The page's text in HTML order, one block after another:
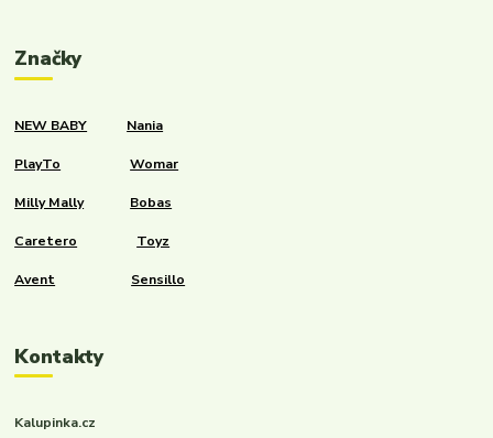
Značky
NEW BABY Nania
PlayTo Womar
Milly Mally Bobas
Caretero Toyz
Avent Sensillo
Kontakty
Kalupinka.cz